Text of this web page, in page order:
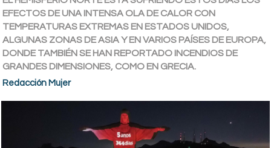
EFECTOS DE UNA INTENSA OLA DE CALOR CON
TEMPERATURAS EXTREMAS EN ESTADOS UNIDOS,
ALGUNAS ZONAS DE ASIA Y EN VARIOS PAÍSES DE EUROPA,
DONDE TAMBIÉN SE HAN REPORTADO INCENDIOS DE
GRANDES DIMENSIONES, COMO EN GRECIA.
Redacción Mujer